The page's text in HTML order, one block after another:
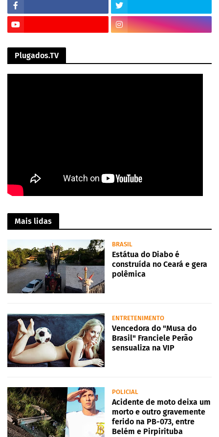
Plugados.TV
Mais lidas
BRASIL
Estátua do Diabo é
construída no Ceará e gera
polêmica
ENTRETENIMENTO
Vencedora do "Musa do
Brasil" Franciele Perão
sensualiza na VIP
POLICIAL
Acidente de moto deixa um
morto e outro gravemente
ferido na PB-073, entre
Belém e Pirpirituba